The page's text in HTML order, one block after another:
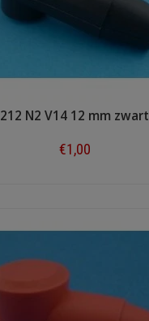
212 N2 V14 12 mm zwart
€1,00